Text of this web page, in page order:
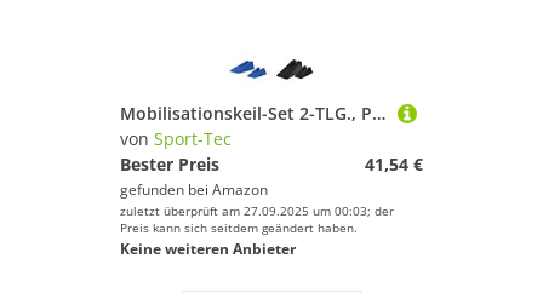
Mobilisationskeil-Set 2-TLG., Physiotherapie, Rückenstütze, Lagerungskeil
von Sport-Tec
Bester Preis
41,54 €
gefunden bei Amazon
zuletzt überprüft am 27.09.2025 um 00:03; der
Preis kann sich seitdem geändert haben.
Keine weiteren Anbieter